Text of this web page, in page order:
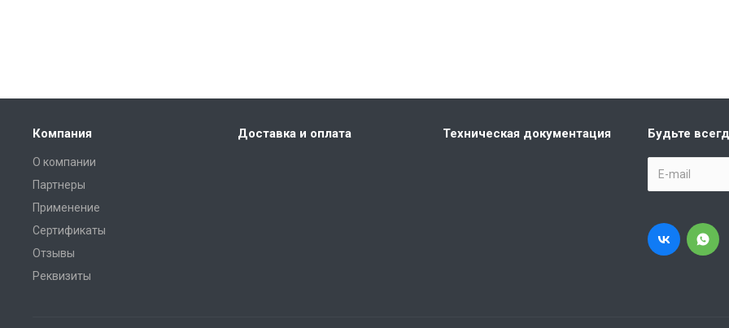
Компания
О компании
Партнеры
Применение
Сертификаты
Отзывы
Реквизиты
Доставка и оплата Техническая документация Будьте